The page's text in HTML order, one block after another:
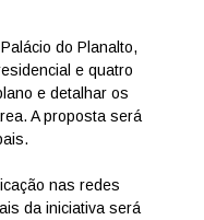
do Planalto,
e quatro
e detalhar os
A proposta será
nas redes
da iniciativa será